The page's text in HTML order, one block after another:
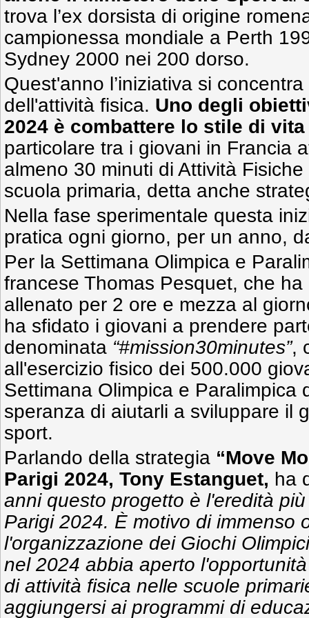
trova l’ex dorsista di origine
campionessa mondiale a Perth
Sydney 2000 nei 200 dorso.
Quest'anno l’iniziativa si
dell'attività fisica. Uno degli
2024 è combattere lo stile di
particolare tra i giovani in Francia
almeno 30 minuti di Attività
scuola primaria, detta anche
Nella fase sperimentale questa
pratica ogni giorno, per un anno,
Per la Settimana Olimpica e
francese Thomas Pesquet, che
allenato per 2 ore e mezza al
ha sfidato i giovani a prendere
denominata “#mission30minutes”,
all'esercizio fisico dei 500.000
Settimana Olimpica e Paralimpica
speranza di aiutarli a sviluppare il
sport.
Parlando della strategia “Move
Parigi 2024, Tony Estanguet, ha
anni questo progetto è l'eredità
Parigi 2024. È motivo di immenso
l'organizzazione dei Giochi
nel 2024 abbia aperto
di attività fisica nelle scuole
aggiungersi ai programmi di